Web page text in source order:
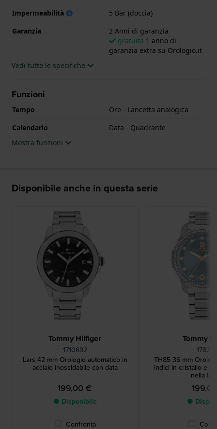
Impermeabilità
5 Bar (doccia)
Garanzia
2 Anni di garanzia
gratuita 1 anno di
garanzia extra su Orologio.it
Vedi tutte le specifiche
Funzioni
Tempo
Ore - Lancetta analogica
Calendario
Data - Quadrante
Mostra funzioni
Disponibile anche in questa serie
Tommy Hilfiger
1710692
Lars 42 mm Orologio automatico in
acciaio inossidabile con data
199,00 €
● Disponibile
Confronta
Tommy
TH85 36 mm
indici in cristallo e
nella
●